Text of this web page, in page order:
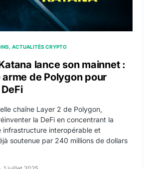
ACTUALITÉS CRYPTO
lance son mainnet :
arme de Polygon pour
chaîne Layer 2 de Polygon,
la DeFi en concentrant la
infrastructure interopérable et
soutenue par 240 millions de dollars